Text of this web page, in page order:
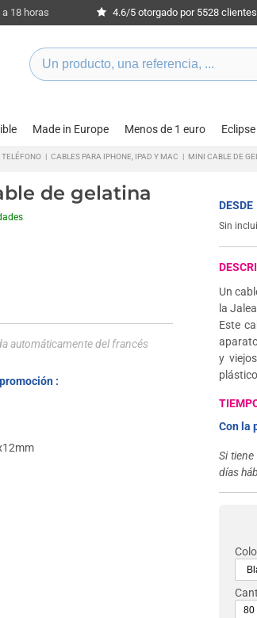
18 horas 4.6/5 otorgado por 5528 clientes
Made in Europe Menos de 1 euro
TELÉFONO | CABLES PARA IPHONE, IPAD Y MAC | MINI CABLE DE
de gelatina
automáticamente del francés
:
DESDE
Sin
Un
la
Este
y
Con la
Si
días